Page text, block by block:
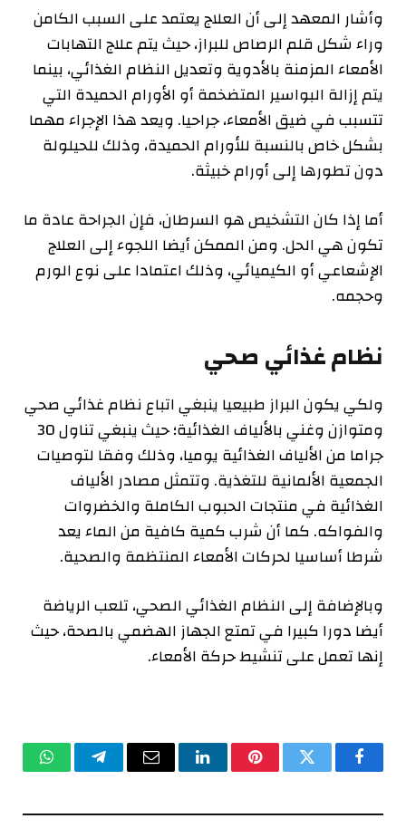
‫وأشار المعهد إلى أن العلاج يعتمد على السبب الكامن
وراء شكل قلم ‫الرصاص للبراز، حيث يتم علاج التهابات
الأمعاء المزمنة بالأدوية وتعديل ‫النظام الغذائي، بينما
يتم إزالة البواسير المتضخمة أو الأورام الحميدة ‫التي
تتسبب في ضيق الأمعاء، جراحيا. ويعد هذا الإجراء مهما
بشكل خاص ‫بالنسبة للأورام الحميدة، وذلك للحيلولة
دون تطورها إلى أورام خبيثة.
‫أما إذا كان التشخيص هو السرطان، فإن الجراحة عادة ما
تكون هي الحل. ومن ‫الممكن أيضا اللجوء إلى العلاج
الإشعاعي أو الكيميائي، وذلك اعتمادا على ‫نوع الورم
وحجمه.
‫نظام غذائي صحي
‫ولكي يكون البراز طبيعيا ينبغي اتباع نظام غذائي صحي
ومتوازن وغني ‫بالألياف الغذائية؛ حيث ينبغي تناول 30
جراما من الألياف الغذائية ‫يوميا، وذلك وفقا لتوصيات
الجمعية الألمانية للتغذية. وتتمثل مصادر ‫الألياف
الغذائية في منتجات الحبوب الكاملة والخضروات
والفواكه. كما أن ‫شرب كمية كافية من الماء يعد
شرطا أساسيا لحركات الأمعاء المنتظمة ‫والصحية.
وبالإضافة إلى النظام الغذائي الصحي، تلعب الرياضة
أيضا دورا كبيرا في ‫تمتع الجهاز الهضمي بالصحة، حيث
إنها تعمل على تنشيط حركة الأمعاء.
فيسبوكتويتر بينتيريستلينكدإنالبريد تيلقرام